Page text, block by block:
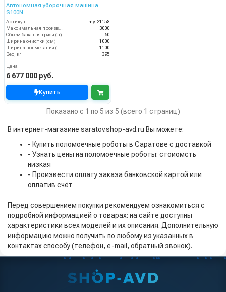
Автономная уборочная машина
S100N
Артикул
my.21158
Максимальная производительность (м2/ч)
3000
Объём бака для грязи (л)
60
Ширина очистки (см)
1000
Ширина подметания (мм)
1100
Вес, кг
395
Цена
6 677 000 руб.
Купить
Показано с 1 по 5 из 5 (всего 1 страниц)
В интернет-магазине saratov.shop-avd.ru Вы можете:
- Купить поломоечные роботы в Саратове с доставкой
- Узнать цены на поломоечные роботы: стоиомсть
низкая
- Произвести оплату заказа банковской картой или
оплатив счёт
Перед совершением покупки рекомендуем ознакомиться с
подробной информацией о товарах: на сайте доступны
характеристики всех моделей и их описания. Дополнительную
информацию можно получить по любому из указанных в
контактах способу (телефон, e-mail, обратный звонок).